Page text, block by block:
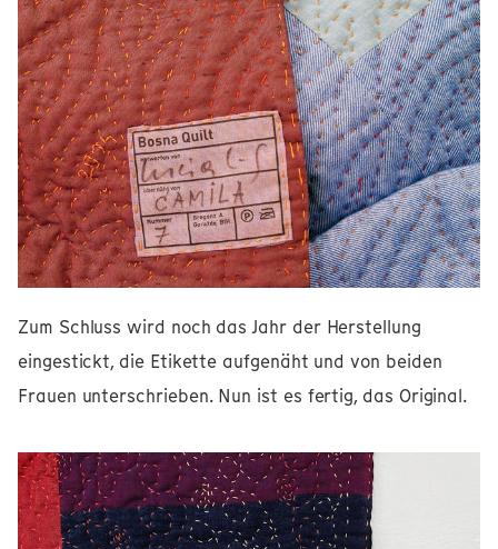
Zum Schluss wird noch das Jahr der Herstellung
eingestickt, die Etikette aufgenäht und von beiden
Frauen unterschrieben. Nun ist es fertig, das Original.